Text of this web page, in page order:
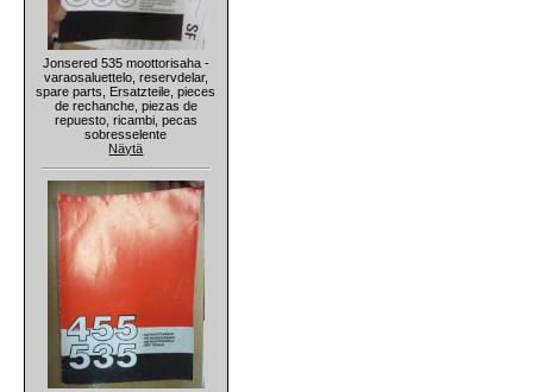
Jonsered 535 moottorisaha -
varaosaluettelo, reservdelar,
spare parts, Ersatzteile, pieces
de rechanche, piezas de
repuesto, ricambi, pecas
sobresselente
Näytä